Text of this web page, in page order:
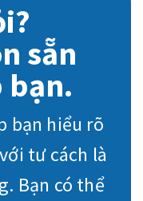
sẵn
bạn.
bạn hiểu rõ
tư cách là
Bạn có thể